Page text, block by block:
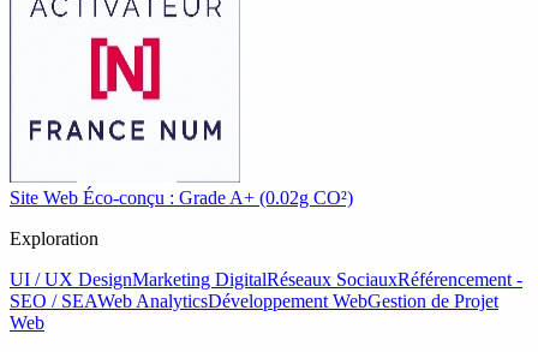
Site Web Éco-conçu : Grade A+ (0.02g CO²)
Exploration
UI / UX DesignMarketing DigitalRéseaux SociauxRéférencement -
SEO / SEAWeb AnalyticsDéveloppement WebGestion de Projet
Web